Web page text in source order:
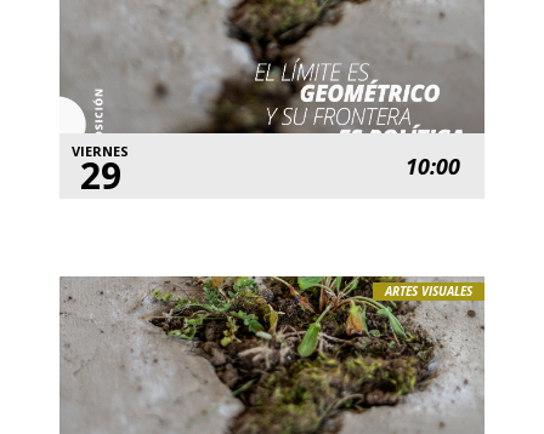
VIERNES
29 10:00
ARTES VISUALES